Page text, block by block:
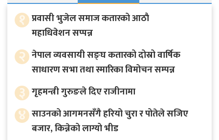
१ प्रवासी भुजेल समाज कतारको आठाै
महाधिवेशन सप्पन्न
२ नेपाल व्यवसायी सङ्घ कतारको दोस्रो वार्षिक
साधारण सभा तथा स्मारिका विमोचन सम्पन्न
३ गृहमन्त्री गुरुङले दिए राजीनामा
४ साउनको आगमनसँगै हरियो चुरा र पोतेले सजिए
बजार, किन्नेको लाग्यो भीड